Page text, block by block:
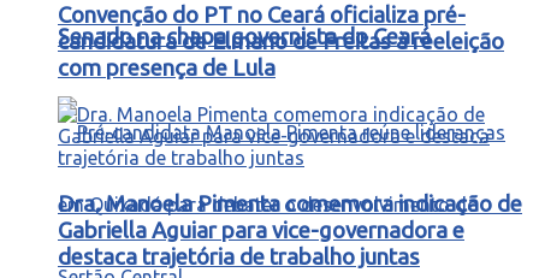
Senado na chapa governista do Ceará
Convenção do PT no Ceará oficializa pré-
candidatura de Elmano de Freitas à reeleição
com presença de Lula
Dra. Manoela Pimenta comemora indicação de
Gabriella Aguiar para vice-governadora e
destaca trajetória de trabalho juntas